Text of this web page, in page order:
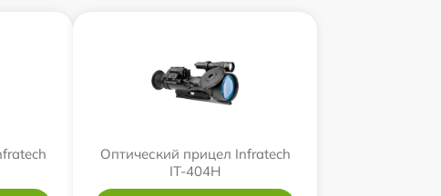
Оптический прицел Infratech
IT-404H